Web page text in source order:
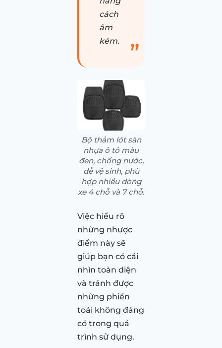
cách
âm
kém.
Bộ thảm lót sàn
nhựa ô tô màu
đen, chống nước,
dễ vệ sinh, phù
hợp nhiều dòng
xe 4 chỗ và 7 chỗ.
Việc hiểu rõ
những nhược
điểm này sẽ
giúp bạn có cái
nhìn toàn diện
và tránh được
những phiền
toái không đáng
có trong quá
trình sử dụng.